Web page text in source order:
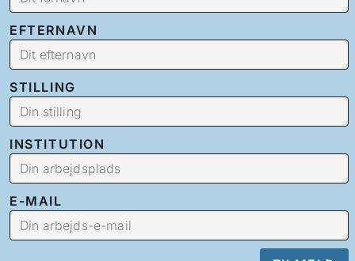
EFTERNAVN
STILLING
INSTITUTION
E-MAIL